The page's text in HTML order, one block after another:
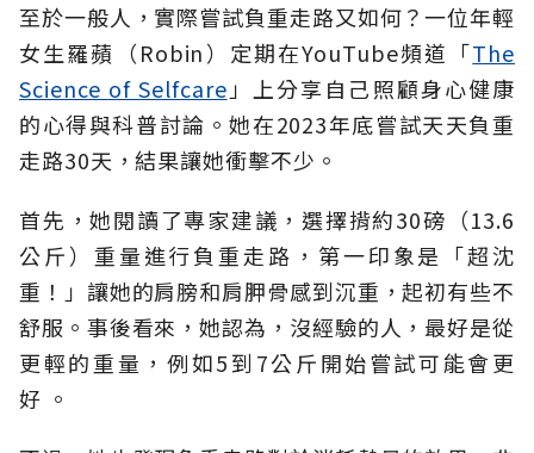
至於一般人，實際嘗試負重走路又如何？一位年輕
女生羅蘋（Robin）定期在YouTube頻道「The
Science of Selfcare 」上分享自己照顧身心健康
的心得與科普討論。她在2023年底嘗試天天負重
走路30天，結果讓她衝擊不少。
首先，她閱讀了專家建議，選擇揹約30磅（13.6
公斤）重量進行負重走路，第一印象是「超沈
重！」 讓她的肩膀和肩胛骨感到沉重，起初有些不
舒服。事後看來，她認為，沒經驗的人，最好是從
更輕的重量，例如5到7公斤開始嘗試可能會更
好 。